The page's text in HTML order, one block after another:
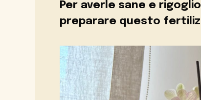
Per averle sane e
preparare questo